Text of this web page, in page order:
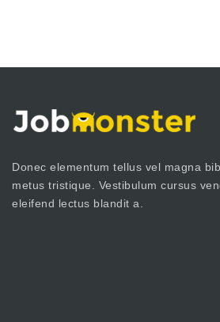
Donec elementum tellus vel magna
metus tristique. Vestibulum cursus
eleifend lectus blandit a.